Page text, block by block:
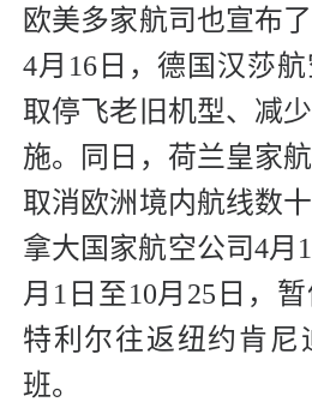
欧美多家航司也宣布
4月16日，德国汉莎
取停飞老旧机型、减
施。同日，荷兰皇家
取消欧洲境内航线数
拿大国家航空公司4月
月1日至10月25日，
特利尔往返纽约肯尼
班。